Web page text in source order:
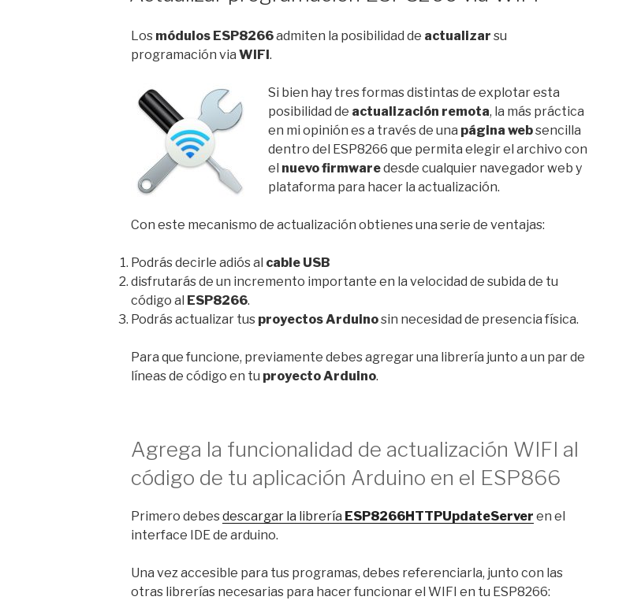
Los módulos ESP8266admiten la posibilidad de actualizar su
programación viaWIFI.
Si bien hay tres formas distintas de explotar esta
posibilidad de actualización remota, la más práctica
en mi opinión es a través de una página websencilla
dentro del ESP8266 que permita elegir el archivo con
el nuevo firmwaredesde cualquier navegador web y
plataforma para hacer la actualización.
Con este mecanismo de actualización obtienes una serie de ventajas:
Podrás decirle adiós al cable USB
disfrutarás de un incremento importante en la velocidad de subida de tu
código al ESP8266.
Podrás actualizar tus proyectos Arduinosin necesidad de presencia física.
Para que funcione, previamente debes agregar una librería junto a un par de
líneas de código en tu proyecto Arduino.
Agrega la funcionalidad de actualización WIFI al
código de tu aplicación Arduino en el ESP866
Primero debesdescargar la librería ESP8266HTTPUpdateServer en el
interface IDE de arduino.
Una vez accesible para tus programas, debes referenciarla, junto con las
otras librerías necesarias para hacer funcionar el WIFI en tu ESP8266: